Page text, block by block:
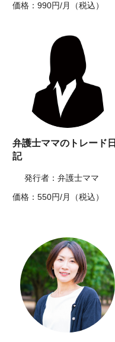
価格：990円/月（税込）
弁護士ママのトレード日
記
発行者：弁護士ママ
価格：550円/月（税込）